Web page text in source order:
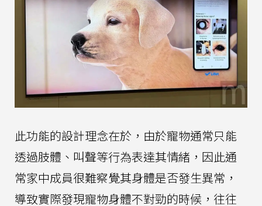
此功能的設計理念在於，由於寵物通常只能
透過肢體、叫聲等行為表達其情緒，因此通
常家中成員很難察覺其身體是否發生異常，
導致實際發現寵物身體不對勁的時候，往往